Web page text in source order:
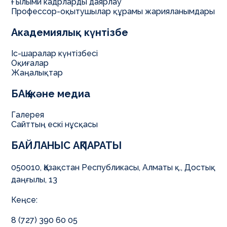
БАЙЛАНЫС АҚПАРАТЫ
050010, Қазақстан Республикасы, Алматы қ., Достық
даңғылы, 13
Кеңсе:
8 (727) 390 60 05
Профессор-оқытушылар құрамы жарияланымдары
Академиялық күнтізбе
Іс-шаралар күнтізбесі
Оқиғалар
Жаңалықтар
БАҚ және медиа
Галерея
Сайттың ескі нұсқасы